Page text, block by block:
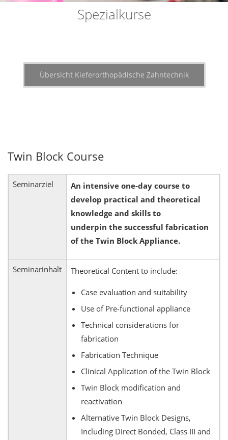
Spezialkurse
Übersicht Kieferorthopädische Zahntechnik
Twin Block Course
Seminarziel
An intensive one-day course to
develop practical and theoretical
knowledge and skills to
underpin the successful fabrication
of the Twin Block Appliance.
Seminarinhalt Theoretical Content to include:
Case evaluation and suitability
Use of Pre-functional appliance
Technical considerations for
fabrication
Fabrication Technique
Clinical Application of the Twin Block
Twin Block modification and
reactivation
Alternative Twin Block Designs,
Including Direct Bonded, Class III and